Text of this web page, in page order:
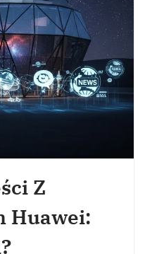
Z
Huawei: